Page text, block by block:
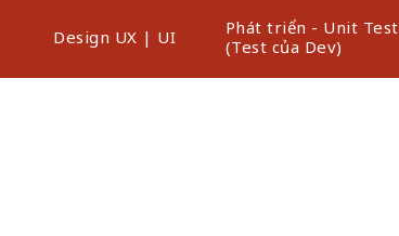
Design UX | UI
Phát triển - Unit Test
(Test của Dev)